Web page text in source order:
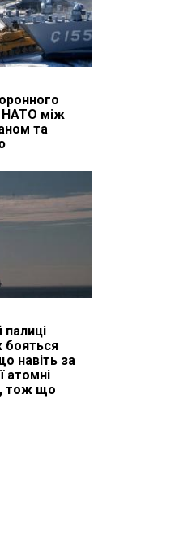
НАТО між
та
бояться
навіть за
атомні
тож що